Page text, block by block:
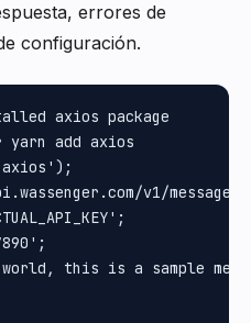
errores de
configuración.
axios package
add axios
v1/
this is a sample